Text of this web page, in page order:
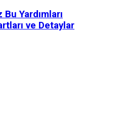
Bu Yardımları
ve Detaylar